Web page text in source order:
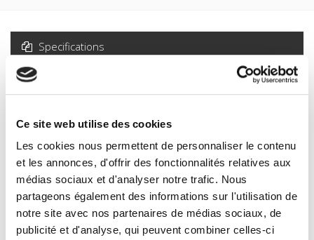
Ce site web utilise des cookies
Les cookies nous permettent de personnaliser le contenu
et les annonces, d'offrir des fonctionnalités relatives aux
médias sociaux et d'analyser notre trafic. Nous
partageons également des informations sur l'utilisation de
notre site avec nos partenaires de médias sociaux, de
publicité et d'analyse, qui peuvent combiner celles-ci
Specifications
Specifications
Publisher
Presses de Sciences Po
Author
Stuart R. Schram